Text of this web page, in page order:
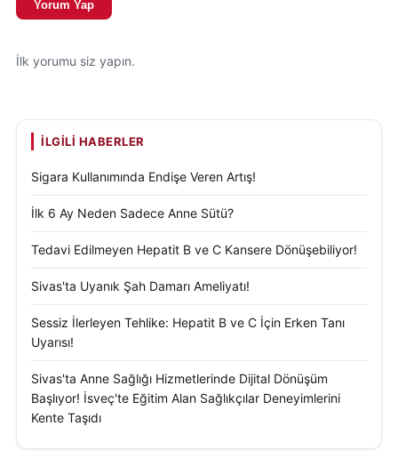
açık biçimde ortaya koyuyor. Kırsal mahallelerden il
sağlık ve istihdam imkanlarına erişim arayışıyla
Uzman değerlendirmelerine göre bu eğilim uzun
vadede kırsal alanlarda yaş ortalamasının
yükselmesine, üretim kapasitesinin azalmasına ve
yerleşim yapısının değişmesine yol açabilir. Bu
kapsamda yerel yönetimlerin ve ilgili kamu
kurumlarının demografik verileri dikkate alarak kırsal
kalkınma projeleri geliştirmesi önem taşıyor.
Sivas’taki nüfus değişimine dair ayrıntılı istatistikler,
TÜİK tarafından her yıl düzenli olarak yayımlanıyor.
Resmi veriler, kamuoyunun doğru ve güvenilir
bilgiye ulaşması açısından temel kaynak niteliği
taşıyor.
Yorum Yap
İlk yorumu siz yapın.
İLGILI HABERLER
Sigara Kullanımında Endişe Veren Artış!
İlk 6 Ay Neden Sadece Anne Sütü?
Tedavi Edilmeyen Hepatit B ve C Kansere Dönüşebiliyor!
Sivas'ta Uyanık Şah Damarı Ameliyatı!
Sessiz İlerleyen Tehlike: Hepatit B ve C İçin Erken Tanı
Uyarısı!
Sivas'ta Anne Sağlığı Hizmetlerinde Dijital Dönüşüm
Başlıyor! İsveç'te Eğitim Alan Sağlıkçılar Deneyimlerini
Kente Taşıdı